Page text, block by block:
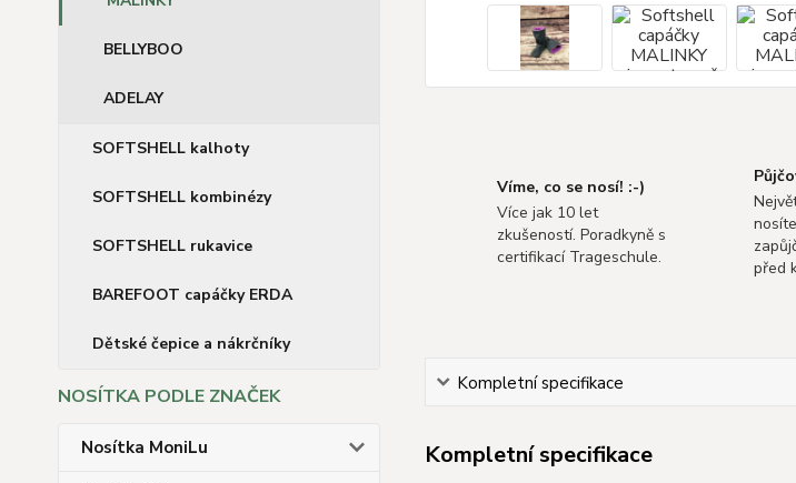
BELLYBOO
ADELAY
SOFTSHELL kalhoty
SOFTSHELL kombinézy
SOFTSHELL rukavice
BAREFOOT capáčky ERDA
Dětské čepice a nákrčníky
NOSÍTKA PODLE ZNAČEK
Nosítka MoniLu
Víme, co se nosí! :-)
Více jak 10 let
zkušeností. Poradkyně s
certifikací Trageschule.
před
Kompletní specifikace
Kompletní specifikace